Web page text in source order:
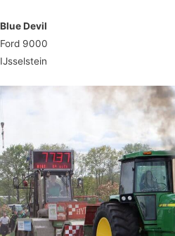
Blue Devil
Ford 9000
IJsselstein